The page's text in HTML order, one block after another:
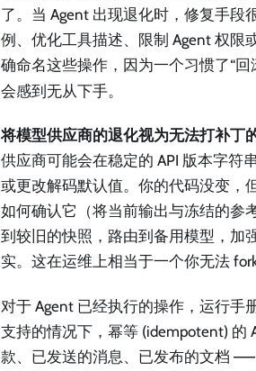
了。当 Agent 出现退化时，修复手段
例、优化工具描述、限制 Agent 权限
确命名这些操作，因为一个习惯了“
会感到无从下手。
将模型供应商的退化视为无法打补丁
供应商可能会在稳定的 API 版本字符
或更改解码默认值。你的代码没变，
如何确认它（将当前输出与冻结的参
到较旧的快照，路由到备用模型，加
实。这在运维上相当于一个你无法
对于 Agent 已经执行的操作，运行
支持的情况下，幂等 (idempotent) 的
款、已发送的消息、已发布的文档